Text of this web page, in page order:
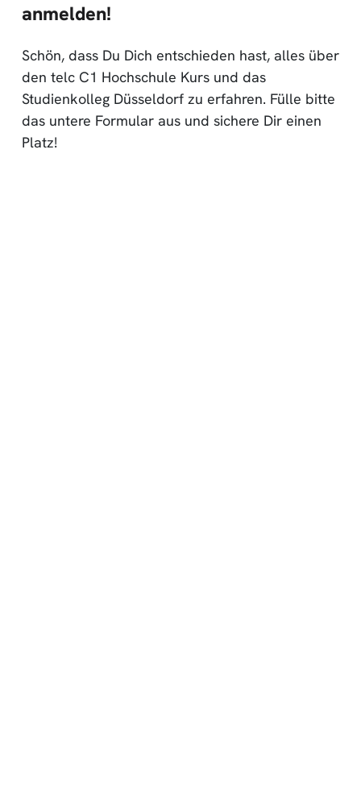
anmelden!
Schön, dass Du Dich entschieden hast, alles über
den telc C1 Hochschule Kurs und das
Studienkolleg Düsseldorf zu erfahren. Fülle bitte
das untere Formular aus und sichere Dir einen
Platz!